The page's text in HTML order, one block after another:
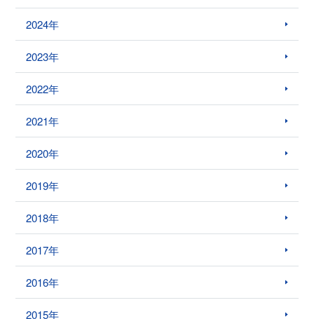
2024年
2023年
2022年
2021年
2020年
2019年
2018年
2017年
2016年
2015年